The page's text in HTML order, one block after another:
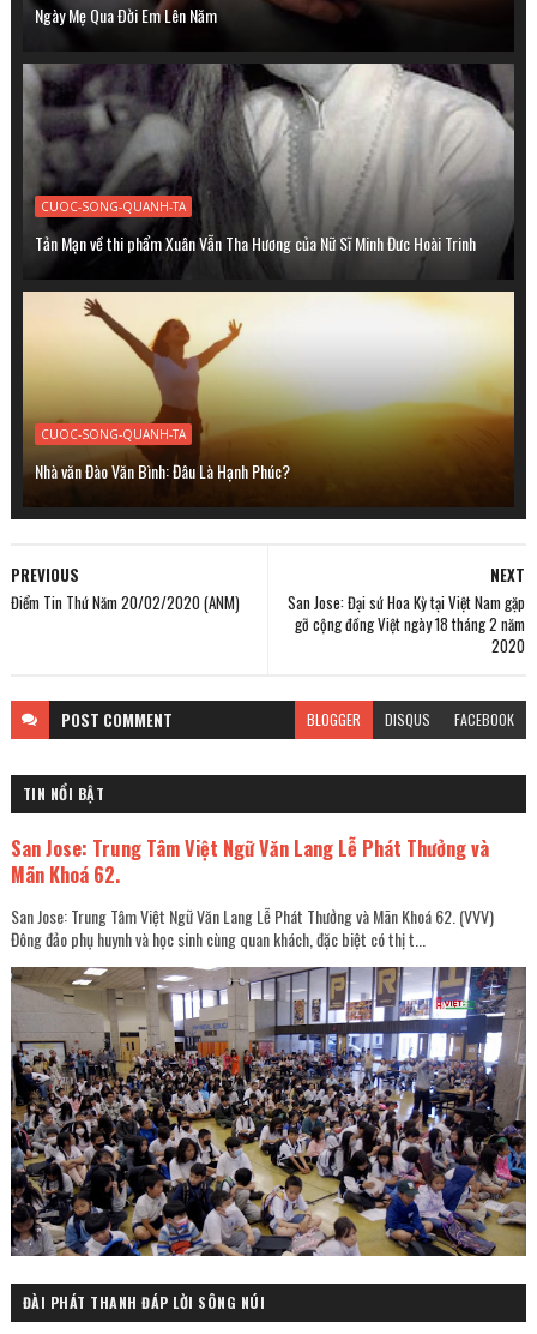
Ngày Mẹ Qua Ðời Em Lên Năm
CUOC-SONG-QUANH-TA
Tản Mạn về thi phẩm Xuân Vẫn Tha Hương của Nữ Sĩ Minh Đưc Hoài Trinh
CUOC-SONG-QUANH-TA
Nhà văn Đào Văn Bình: Đâu Là Hạnh Phúc?
NEXT
San Jose: Đại sứ Hoa Kỳ tại Việt Nam gặp
gỡ cộng đồng Việt ngày 18 tháng 2 năm
2020
PREVIOUS
Điểm Tin Thứ Năm 20/02/2020 (ANM)
POST COMMENT BLOGGER DISQUS FACEBOOK
TIN NỔI BẬT
San Jose: Trung Tâm Việt Ngữ Văn Lang Lễ Phát Thưởng và
Mãn Khoá 62.
San Jose: Trung Tâm Việt Ngữ Văn Lang Lễ Phát Thưởng và Mãn Khoá 62. (VVV)
Đông đảo phụ huynh và học sinh cùng quan khách, đặc biệt có thị t...
ĐÀI PHÁT THANH ĐÁP LỜI SÔNG NÚI